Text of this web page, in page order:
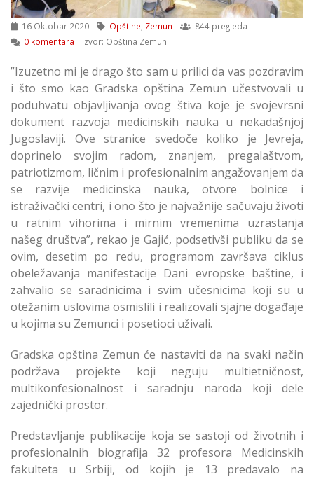
16 Oktobar 2020 Opštine Zemun
844 pregleda
0 komentara
Izvor: Opština Zemun
”Izuzetno mi je drago što sam u prilici da vas pozdravim
i što smo kao Gradska opština Zemun učestvovali u
poduhvatu objavljivanja ovog štiva koje je svojevrsni
dokument razvoja medicinskih nauka u nekadašnjoj
Jugoslaviji. Ove stranice svedoče koliko je Jevreja,
doprinelo svojim radom, znanjem, pregalaštvom,
patriotizmom, ličnim i profesionalnim angažovanjem da
se razvije medicinska nauka, otvore bolnice i
istraživački centri, i ono što je najvažnije sačuvaju životi
u ratnim vihorima i mirnim vremenima uzrastanja
našeg društva”, rekao je Gajić, podsetivši publiku da se
ovim, desetim po redu, programom završava ciklus
obeležavanja manifestacije Dani evropske baštine, i
zahvalio se saradnicima i svim učesnicima koji su u
otežanim uslovima osmislili i realizovali sjajne događaje
u kojima su Zemunci i posetioci uživali.
Gradska opština Zemun će nastaviti da na svaki način
podržava projekte koji neguju multietničnost,
multikonfesionalnost i saradnju naroda koji dele
zajednički prostor.
Predstavljanje publikacije koja se sastoji od životnih i
profesionalnih biografija 32 profesora Medicinskih
fakulteta u Srbiji, od kojih je 13 predavalo na